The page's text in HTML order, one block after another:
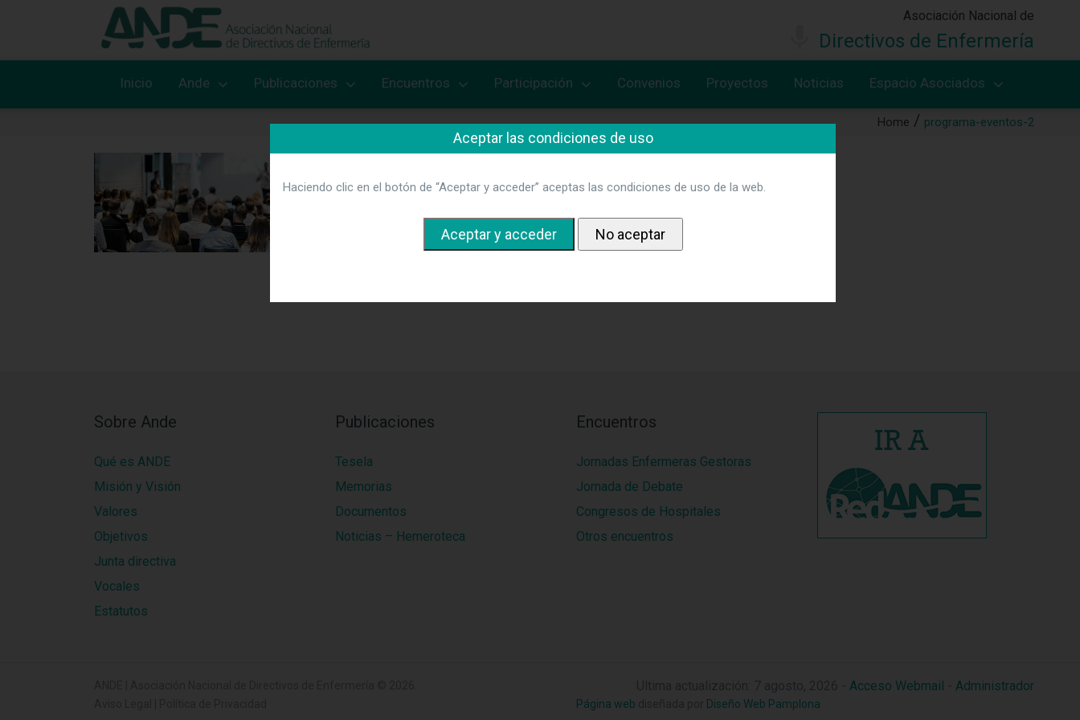
Asociación Nacional de
Directivos de Enfermería
Inicio Ande Publicaciones Encuentros Participación Convenios Proyectos Noticias Espacio Asociados
Home programa-eventos-2
Sobre Ande
Qué es ANDE
Misión y Visión
Valores
Objetivos
Junta directiva
Vocales
Estatutos
Publicaciones
Tesela
Memorias
Documentos
Noticias – Hemeroteca
Encuentros
Jornadas Enfermeras Gestoras
Jornada de Debate
Congresos de Hospitales
Otros encuentros
Acceso Webmail Administrador
Página web Diseño Web Pamplona
Aceptar las condiciones de uso
Haciendo clic en el botón de “Aceptar y acceder” aceptas las condiciones de uso de la web.